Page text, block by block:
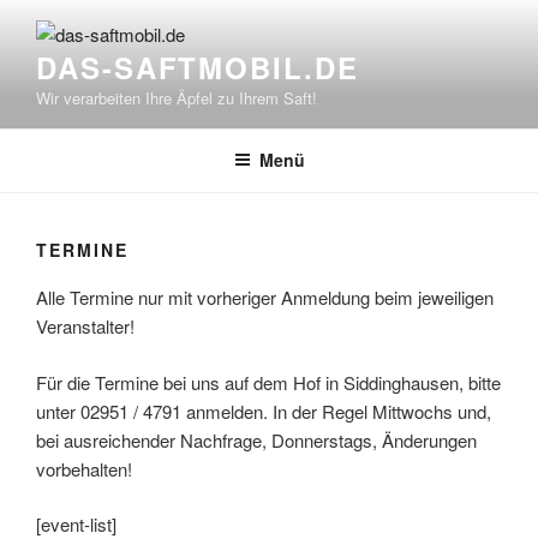
Inhalt
springenDAS-SAFTMOBIL.DE
Wir verarbeiten Ihre Äpfel zu Ihrem Saft!
Menü
TERMINE
Alle Termine nur mit vorheriger Anmeldung beim jeweiligen
Veranstalter!
Für die Termine bei uns auf dem Hof in Siddinghausen, bitte
unter 02951 / 4791 anmelden. In der Regel Mittwochs und,
bei ausreichender Nachfrage, Donnerstags, Änderungen
vorbehalten!
[event-list]